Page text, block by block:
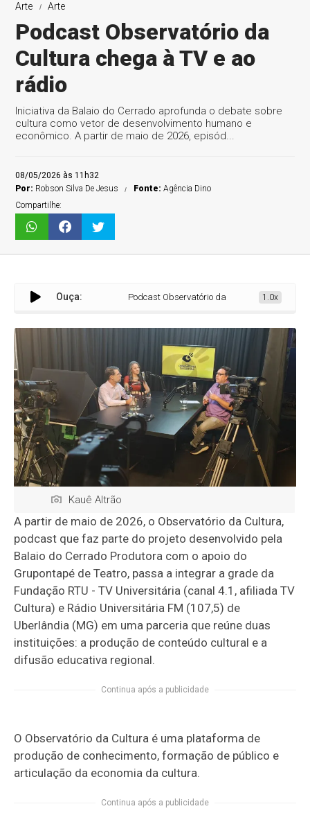
Arte Arte
Podcast Observatório da
Cultura chega à TV e ao
rádio
Iniciativa da Balaio do Cerrado aprofunda o debate sobre
cultura como vetor de desenvolvimento humano e
econômico. A partir de maio de 2026, episód...
08/05/2026 às 11h32
Por: Robson Silva De Jesus Fonte:Agência Dino
Compartilhe:
Ouça: Podcast Observatório da Cultura chega à TV e
1.0x
Kauê Altrão
A partir de maio de 2026, o Observatório da Cultura,
podcast que faz parte do projeto desenvolvido pela
Balaio do Cerrado Produtora com o apoio do
Grupontapé de Teatro, passa a integrar a grade da
Fundação RTU - TV Universitária (canal 4.1, afiliada TV
Cultura) e Rádio Universitária FM (107,5) de
Uberlândia (MG) em uma parceria que reúne duas
instituições: a produção de conteúdo cultural e a
difusão educativa regional.
Continua após a publicidade
O Observatório da Cultura é uma plataforma de
produção de conhecimento, formação de público e
articulação da economia da cultura.
Continua após a publicidade